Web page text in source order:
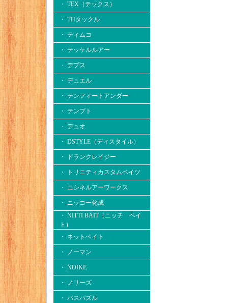
・ TEX（テックス）
・ THタックル
・ ティムコ
・ テッケルルアー
・ デプス
・ デュエル
・ テンフィートアンダー
・ テンプト
・ デュオ
・ DSTYLE（ディスタイル）
・ ドランクレイジー
・ トリニティカスタムベイツ
・ ニシネルアーワークス
・ ニッコー化成
・ NITTI BAIT（ニッチ ベイ
ト）
・ ネットベイト
・ ノーマン
・ NOIKE
・ ノリーズ
・ バスパズル